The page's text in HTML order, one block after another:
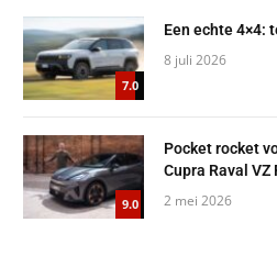
7.0
Een echte 4×4:
8 juli 2026
9.0
Pocket rocket
Cupra Raval VZ
2 mei 2026